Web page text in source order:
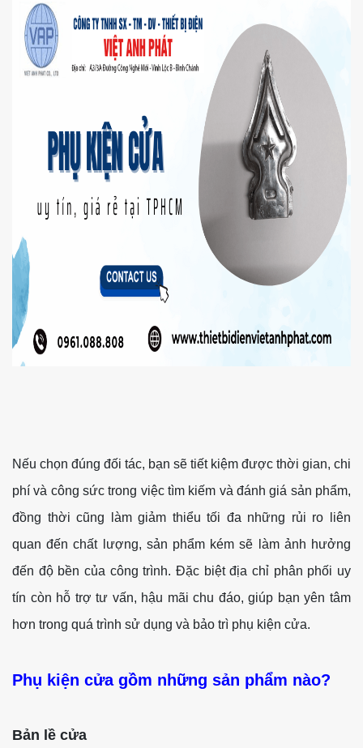
Nếu chọn đúng đối tác, bạn sẽ tiết kiệm được thời gian, chi
phí và công sức trong việc tìm kiếm và đánh giá sản phẩm,
đồng thời cũng làm giảm thiểu tối đa những rủi ro liên
quan đến chất lượng, sản phẩm kém sẽ làm ảnh hưởng
đến độ bền của công trình. Đặc biệt địa chỉ phân phối uy
tín còn hỗ trợ tư vấn, hậu mãi chu đáo, giúp bạn yên tâm
hơn trong quá trình sử dụng và bảo trì phụ kiện cửa.
Phụ kiện cửa gồm những sản phẩm nào?
Bản lề cửa